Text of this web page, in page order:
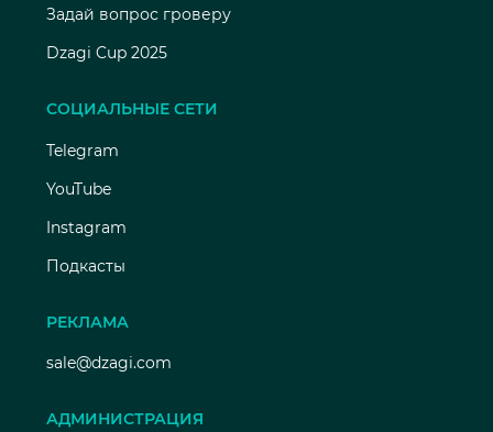
Задай вопрос гроверу
Dzagi Cup 2025
СОЦИАЛЬНЫЕ СЕТИ
Telegram
YouTube
Instagram
Подкасты
РЕКЛАМА
sale@dzagi.com
АДМИНИСТРАЦИЯ